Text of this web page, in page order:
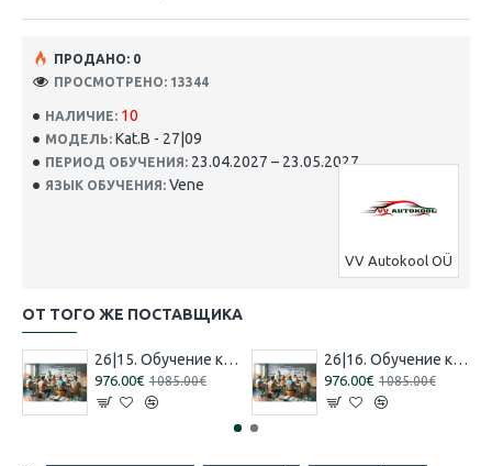
НАЛИЧИЕ: 10
МОДЕЛЬ: Kat.B - 27|09
ПЕРИОД ОБУЧЕНИЯ: 23.04.2027 – 23.05.2027
ЯЗЫК ОБУЧЕНИЯ: Vene
VV Autokool OÜ
ПРОДАНО: 0
ПРОСМОТРЕНО: 13344
ОТ ТОГО ЖЕ ПОСТАВЩИКА
26|15. Обучение категории 'B' [16.07.2026 – 15.08.2026 Русский]
976.00€ 1085.00€
26|16. Обучение категории 'B' [30.07.2026 – 29.08.2026 Эстонский]
976.00€ 1085.00€